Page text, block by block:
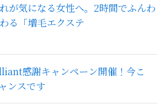
が気になる女性へ。2時間でふんわ
る「増毛エクステ
感謝キャンペーン開催！今こ
ンスです